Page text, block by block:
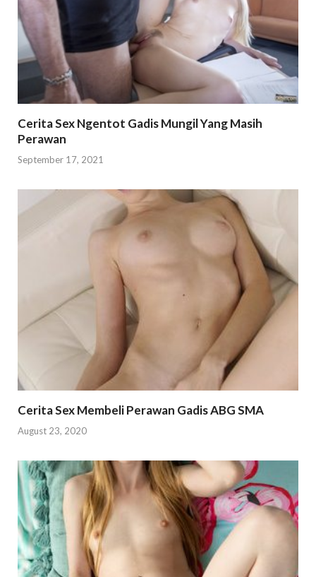
Cerita Sex Ngentot Gadis Mungil Yang Masih
Perawan
September 17, 2021
Cerita Sex Membeli Perawan Gadis ABG SMA
August 23, 2020